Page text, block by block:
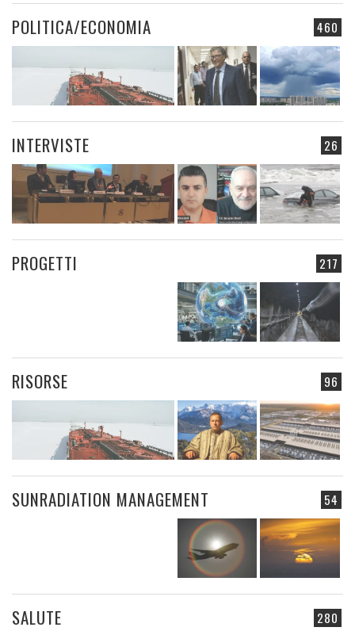
460
POLITICA/ECONOMIA
26
INTERVISTE
217
PROGETTI
96
RISORSE
54
SUNRADIATION MANAGEMENT
280
SALUTE